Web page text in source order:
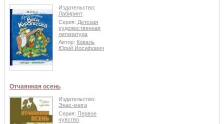
Издательство:
Лабиринт
Серия: Детская
художественная
литература
Автор: Коваль
Юрий Иосифович
Отчаянная осень
Издательство:
Энас-книга
Серия: Первое
чувство